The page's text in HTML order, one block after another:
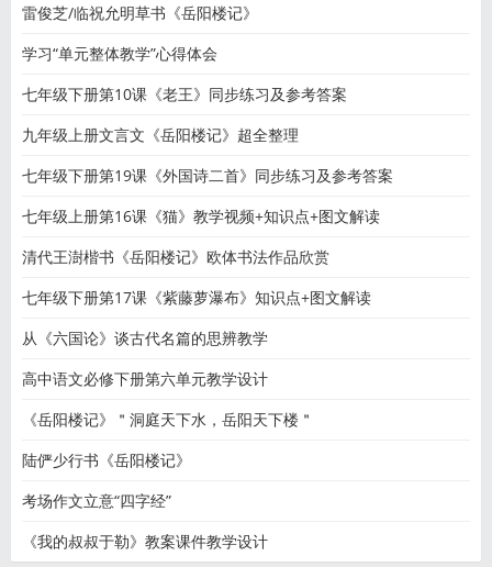
雷俊芝/临祝允明草书《岳阳楼记》
学习“单元整体教学”心得体会
七年级下册第10课《老王》同步练习及参考答案
九年级上册文言文《岳阳楼记》超全整理
七年级下册第19课《外国诗二首》同步练习及参考答案
七年级上册第16课《猫》教学视频+知识点+图文解读
清代王澍楷书《岳阳楼记》欧体书法作品欣赏
七年级下册第17课《紫藤萝瀑布》知识点+图文解读
从《六国论》谈古代名篇的思辨教学
高中语文必修下册第六单元教学设计
《岳阳楼记》＂洞庭天下水，岳阳天下楼＂
陆俨少行书《岳阳楼记》
考场作文立意“四字经”
《我的叔叔于勒》教案课件教学设计